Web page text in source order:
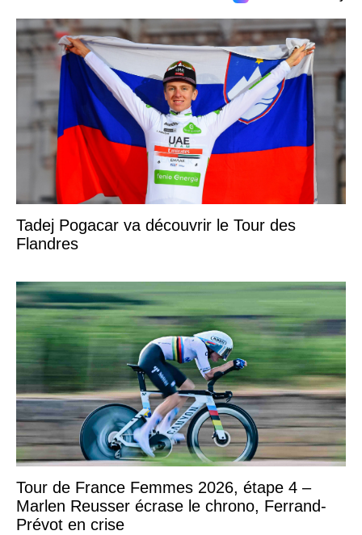
Tadej Pogacar va découvrir le Tour des
Flandres
Tour de France Femmes 2026, étape 4 –
Marlen Reusser écrase le chrono, Ferrand-
Prévot en crise